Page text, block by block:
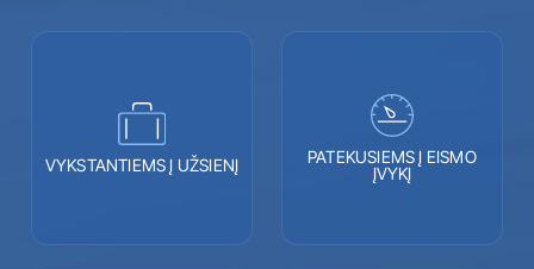
VYKSTANTIEMS Į UŽSIENĮ
PATEKUSIEMS Į EISMO
ĮVYKĮ